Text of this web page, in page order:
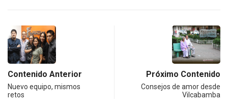
Contenido Anterior
Nuevo equipo, mismos
retos
Próximo Contenido
Consejos de amor desde
Vilcabamba